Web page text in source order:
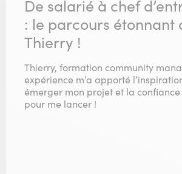
De salarié à chef
: le parcours étonnant
Thierry !
Thierry, formation community
expérience m’a apporté
émerger mon projet et la confiance
pour me lancer !